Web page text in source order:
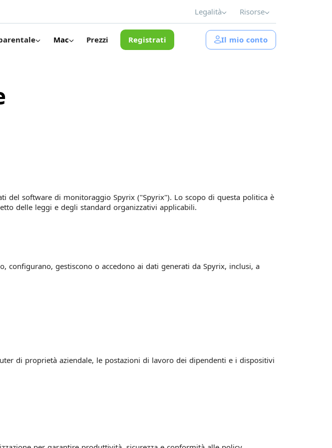
Legalità Risorse
Mac Prezzi Registrati Il mio conto
del software di monitoraggio Spyrix ("Spyrix"). Lo scopo di questa politica è
delle leggi e degli standard organizzativi applicabili.
gestiscono o accedono ai dati generati da Spyrix, inclusi, a
di proprietà aziendale, le postazioni di lavoro dei dipendenti e i dispositivi